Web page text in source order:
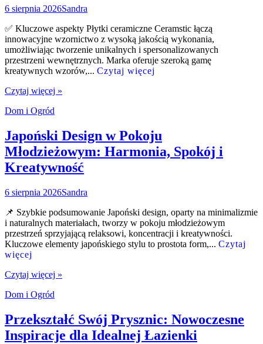
6 sierpnia 2026Sandra
✅ Kluczowe aspekty Płytki ceramiczne Ceramstic łączą
innowacyjne wzornictwo z wysoką jakością wykonania,
umożliwiając tworzenie unikalnych i spersonalizowanych
przestrzeni wewnętrznych. Marka oferuje szeroką gamę
kreatywnych wzorów,... Czytaj więcej
Czytaj więcej »
Dom i Ogród
Japoński Design w Pokoju
Młodzieżowym: Harmonia, Spokój i
Kreatywność
6 sierpnia 2026Sandra
📌 Szybkie podsumowanie Japoński design, oparty na minimalizmie
i naturalnych materiałach, tworzy w pokoju młodzieżowym
przestrzeń sprzyjającą relaksowi, koncentracji i kreatywności.
Kluczowe elementy japońskiego stylu to prostota form,... Czytaj
więcej
Czytaj więcej »
Dom i Ogród
Przekształć Swój Prysznic: Nowoczesne
Inspiracje dla Idealnej Łazienki